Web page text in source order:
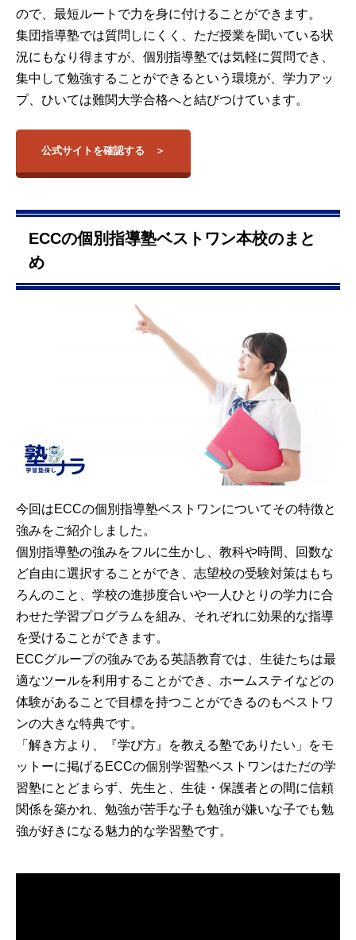
ので、最短ルートで力を身に付けることができます。
集団指導塾では質問しにくく、ただ授業を聞いている状
況にもなり得ますが、個別指導塾では気軽に質問でき、
集中して勉強することができるという環境が、学力アッ
プ、ひいては難関大学合格へと結びつけています。
公式サイトを確認する
ECCの個別指導塾ベストワン本校のまと
め
今回はECCの個別指導塾ベストワンについてその特徴と
強みをご紹介しました。
個別指導塾の強みをフルに生かし、教科や時間、回数な
ど自由に選択することができ、志望校の受験対策はもち
ろんのこと、学校の進捗度合いや一人ひとりの学力に合
わせた学習プログラムを組み、それぞれに効果的な指導
を受けることができます。
ECCグループの強みである英語教育では、生徒たちは最
適なツールを利用することができ、ホームステイなどの
体験があることで目標を持つことができるのもベストワ
ンの大きな特典です。
「解き方より、『学び方』を教える塾でありたい」をモ
ットーに掲げるECCの個別学習塾ベストワンはただの学
習塾にとどまらず、先生と、生徒・保護者との間に信頼
関係を築かれ、勉強が苦手な子も勉強が嫌いな子でも勉
強が好きになる魅力的な学習塾です。